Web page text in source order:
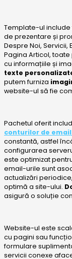
Template-ul
de prezentare și
Despre Noi, Servicii,
Pagina Articol,
cu informațiile și
texte
putem furniza
website-ul să fie
Pachetul oferit
conturilor de email
constantă, astfel
configurarea
este optimizat
email-urile sunt
actualizări
optimă a site-ului.
asigură o soluție
Website-ul este
cu pagini sau
formulare
servicii conexe